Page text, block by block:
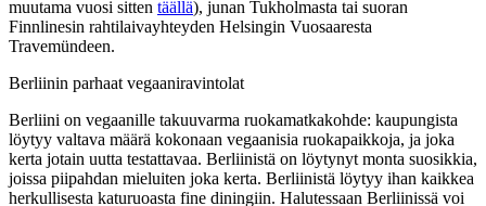
muutama vuosi sitten täällä), junan Tukholmasta tai suoran
Finnlinesin rahtilaivayhteyden Helsingin Vuosaaresta
Travemündeen.
Berliinin parhaat vegaaniravintolat
Berliini on vegaanille takuuvarma ruokamatkakohde: kaupungista
löytyy valtava määrä kokonaan vegaanisia ruokapaikkoja, ja joka
kerta jotain uutta testattavaa. Berliinistä on löytynyt monta suosikkia,
joissa piipahdan mieluiten joka kerta. Berliinistä löytyy ihan kaikkea
herkullisesta katuruoasta fine diningiin. Halutessaan Berliinissä voi